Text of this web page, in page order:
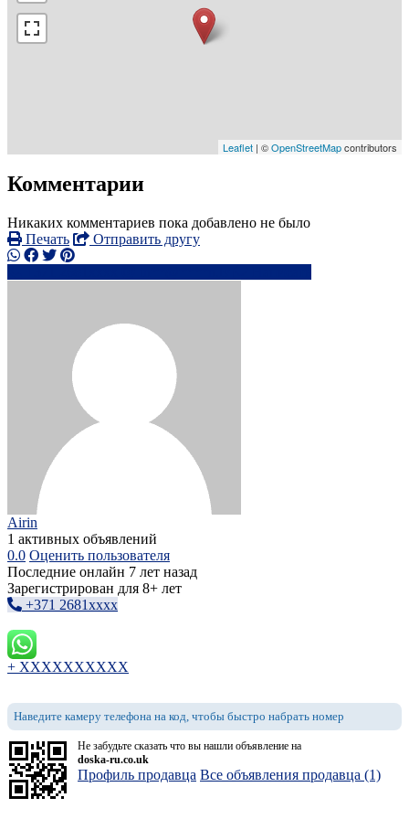
Leaflet | ©OpenStreetMapcontributors
Комментарии
Никаких комментариев пока добавлено не было
Печать
Отправить другу
Airin
1 активных объявлений
0.0 Оценить пользователя
Последние онлайн 7 лет назад
Зарегистрирован для 8+ лет
+371 2681xxxx
+ XXXXXXXXXX
Наведите камеру телефона на код, чтобы быстро набрать номер
Не забудьте сказать что вы нашли объявление на
doska-ru.co.uk
Профиль продавца Все объявления продавца (1)